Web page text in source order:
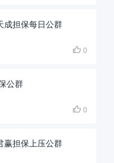
成担保每日公群
 0
公群
 0
赢担保上压公群